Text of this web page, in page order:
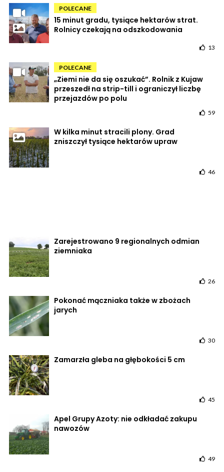
POLECANE
15 minut gradu, tysiące hektarów strat.
Rolnicy czekają na odszkodowania
13
POLECANE
„Ziemi nie da się oszukać”. Rolnik z Kujaw
przeszedł na strip-till i ograniczył liczbę
przejazdów po polu
59
W kilka minut stracili plony. Grad
zniszczył tysiące hektarów upraw
46
Zarejestrowano 9 regionalnych odmian
ziemniaka
26
Pokonać mączniaka także w zbożach
jarych
30
Zamarzła gleba na głębokości 5 cm
45
Apel Grupy Azoty: nie odkładać zakupu
nawozów
49